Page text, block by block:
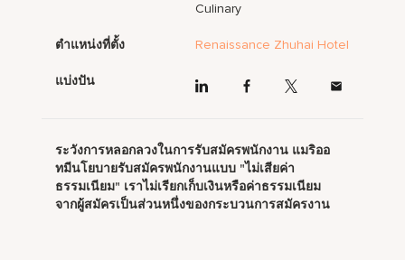
Culinary
ตำแหน่งที่ตั้ง Renaissance Zhuhai Hotel
แบ่งปัน
ระวังการหลอกลวงในการรับสมัครพนักงาน แมริออ
ทมีนโยบายรับสมัครพนักงานแบบ "ไม่เสียค่า
ธรรมเนียม" เราไม่เรียกเก็บเงินหรือค่าธรรมเนียม
จากผู้สมัครเป็นส่วนหนึ่งของกระบวนการสมัครงาน